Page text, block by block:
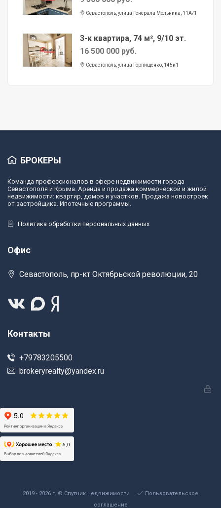
Севастополь, улица Генерала Мельника, 11А/1
3-к квартира, 74 м², 9/10 эт.
16 500 000 руб.
Севастополь, улица Горпищенко, 145к1
БРОКЕРЫ
Команда профессионалов в сфере недвижимости города
Севастополя и Крыма. Аренда и продажа коммерческой и жилой
недвижимости: квартир, домов и участков. Продажа новостроек
от застройщика. Ипотечные программы.
Политика обработки персональных данных
Офис
Севастополь, пр-кт Октябрьской революции, 20
Контакты
+79783205500
brokeryrealty@yandex.ru
2019 - 2026 г. © Спутник недвижимости
Пользовательское
соглашение